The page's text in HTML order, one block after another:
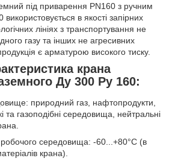
під приварення PN160 з ручним
в якості запірних
лініях з транспортування не
газу та інших не агресивних
є арматурою високого тиску.
крана
Ду 300 Ру 160:
природний газ, нафтопродукти,
та газоподібні середовища, нейтральні
середовища: -60...+80°С (в
крана).